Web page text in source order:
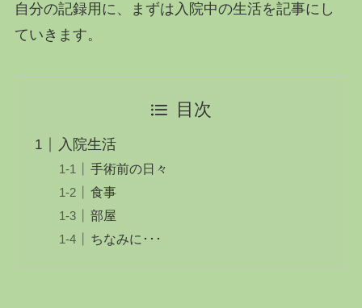
自分の記録用に、まずは入院中の生活を記事にし
ていきます。
目次
入院生活
手術前の日々
食事
部屋
ちなみに･･･